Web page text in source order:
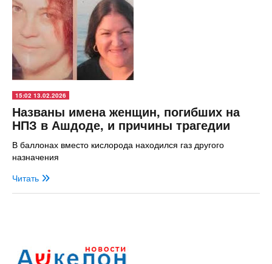
15:02 13.02.2026
Названы имена женщин, погибших на
НПЗ в Ашдоде, и причины трагедии
В баллонах вместо кислорода находился газ другого
назначения
Читать